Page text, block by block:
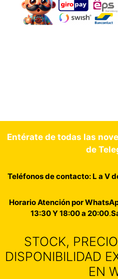
Entérate de todas las
de
Teléfonos de contacto: L a V
Horario Atención por
13:30 Y 18:00 a 20:00.
STOCK,
DISPONIBILIDAD
EN